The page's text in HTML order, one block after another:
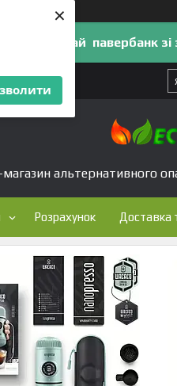
×
Акція! Додай павербанк
магазин альтернативного
Розрахунок Доставка